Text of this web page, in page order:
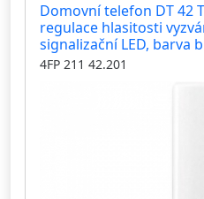
Domovní telefon DT 42
regulace hlasitosti
signalizační LED, barva
4FP 211 42.201